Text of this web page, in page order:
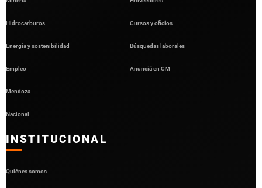
Hidrocarburos
Energía y sostenibilidad
Empleo
Mendoza
Nacional
Cursos y oficios
Búsquedas laborales
Anunciá en CM
INSTITUCIONAL
Quiénes somos